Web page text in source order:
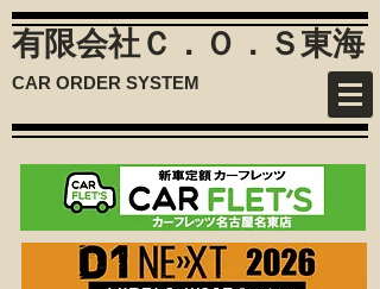
有限会社Ｃ．Ｏ．Ｓ東海
CAR ORDER SYSTEM